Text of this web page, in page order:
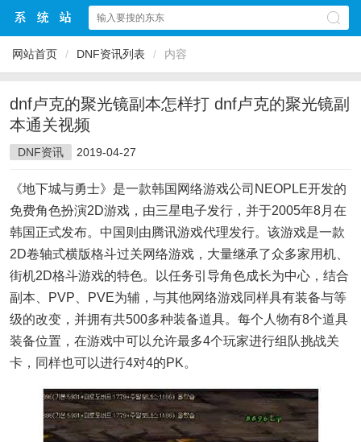
网站首页 / DNF资讯列表 / 内容
dnf卢克的聚光镜副本怎样打 dnf卢克的聚光镜副
本通关视频
DNF资讯 2019-04-27
《地下城与勇士》是一款韩国网络游戏公司NEOPLE开发的
免费角色扮演2D游戏，由三星电子发行，并于2005年8月在
韩国正式发布。中国则由腾讯游戏代理发行。该游戏是一款
2D卷轴式横版格斗过关网络游戏，大量继承了众多家用机、
街机2D格斗游戏的特色。以任务引导角色成长为中心，结合
副本、PVP、PVE为辅，与其他网络游戏同样具有装备与等
级的改变，并拥有共500多种装备道具。每个人物有8个道具
装备位置，在游戏中可以允许最多4个玩家进行组队挑战关
卡，同样也可以进行4对4的PK。